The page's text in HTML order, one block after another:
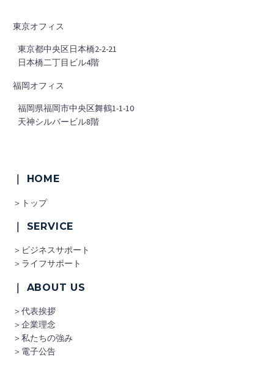
東京オフィス
東京都中央区日本橋2-2-21
日本橋二丁目ビル4階
福岡オフィス
福岡県福岡市中央区舞鶴1-1-10
天神シルバービル8階
｜ HOME
＞トップ
｜ SERVICE
＞ビジネスサポート
＞ライフサポート
｜ ABOUT US
＞代表挨拶
＞企業理念
＞私たちの強み
＞電子公告